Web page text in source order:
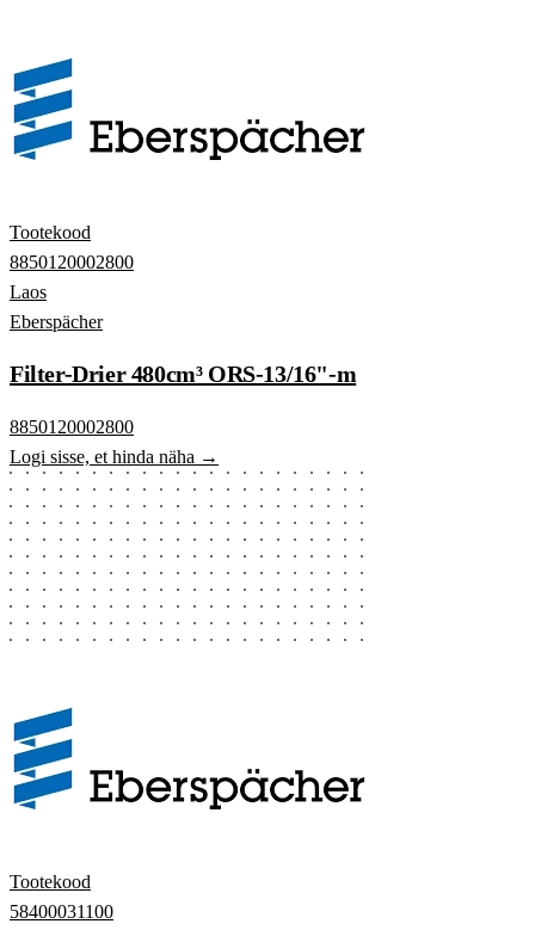
Tootekood
8850120002800
Laos
Eberspächer
Filter-Drier 480cm³ ORS-13/16"-m
8850120002800
Logi sisse, et hinda näha →
Tootekood
58400031100